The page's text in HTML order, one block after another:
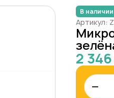
В наличии
Артикул:
2
–